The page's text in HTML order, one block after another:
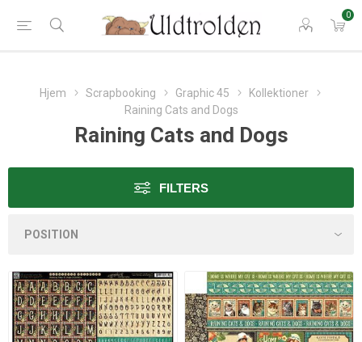
0
Hjem Scrapbooking Graphic 45
Kollektioner
Raining Cats and Dogs
Raining Cats and Dogs
FILTERS